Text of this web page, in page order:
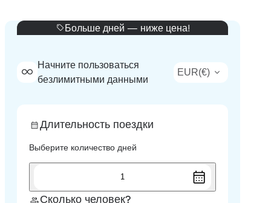
Больше дней — ниже цена!
Начните пользоваться
безлимитными данными
EUR(€)
Длительность поездки
Выберите количество дней
1
Сколько человек?